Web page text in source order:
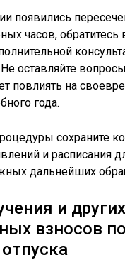
появились
часов,
Не оставляйте
повлиять на
года.
сохраните
и расписания
дальнейших
и других
взносов